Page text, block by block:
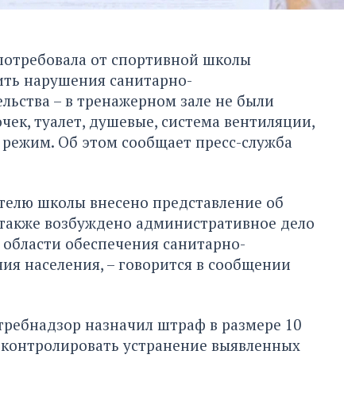
от спортивной школы
нарушения санитарно-
– в тренажерном зале не были
туалет, душевые, система вентиляции,
Об этом сообщает пресс-служба
школы внесено представление об
возбуждено административное дело
обеспечения санитарно-
населения, – говорится в сообщении
назначил штраф в размере 10
устранение выявленных